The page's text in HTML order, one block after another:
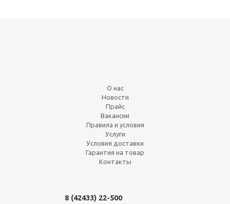
О нас
Новости
Прайс
Вакансии
Правила и условия
Услуги
Условия доставки
Гарантия на товар
Контакты
8 (42433) 22-500